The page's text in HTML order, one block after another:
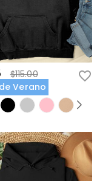
$115.00
Verano